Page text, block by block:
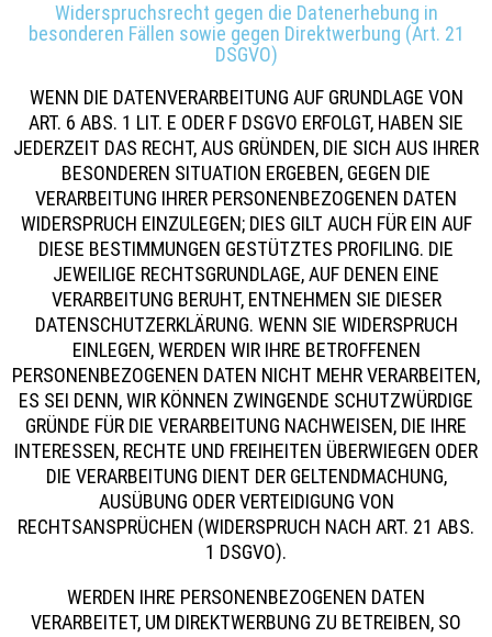
Widerspruchsrecht gegen die Datenerhebung in
besonderen Fällen sowie gegen Direktwerbung (Art. 21
DSGVO)
WENN DIE DATENVERARBEITUNG AUF GRUNDLAGE VON
ART. 6 ABS. 1 LIT. E ODER F DSGVO ERFOLGT, HABEN SIE
JEDERZEIT DAS RECHT, AUS GRÜNDEN, DIE SICH AUS IHRER
BESONDEREN SITUATION ERGEBEN, GEGEN DIE
VERARBEITUNG IHRER PERSONENBEZOGENEN DATEN
WIDERSPRUCH EINZULEGEN; DIES GILT AUCH FÜR EIN AUF
DIESE BESTIMMUNGEN GESTÜTZTES PROFILING. DIE
JEWEILIGE RECHTSGRUNDLAGE, AUF DENEN EINE
VERARBEITUNG BERUHT, ENTNEHMEN SIE DIESER
DATENSCHUTZERKLÄRUNG. WENN SIE WIDERSPRUCH
EINLEGEN, WERDEN WIR IHRE BETROFFENEN
PERSONENBEZOGENEN DATEN NICHT MEHR VERARBEITEN,
ES SEI DENN, WIR KÖNNEN ZWINGENDE SCHUTZWÜRDIGE
GRÜNDE FÜR DIE VERARBEITUNG NACHWEISEN, DIE IHRE
INTERESSEN, RECHTE UND FREIHEITEN ÜBERWIEGEN ODER
DIE VERARBEITUNG DIENT DER GELTENDMACHUNG,
AUSÜBUNG ODER VERTEIDIGUNG VON
RECHTSANSPRÜCHEN (WIDERSPRUCH NACH ART. 21 ABS.
1 DSGVO).
WERDEN IHRE PERSONENBEZOGENEN DATEN
VERARBEITET, UM DIREKTWERBUNG ZU BETREIBEN, SO